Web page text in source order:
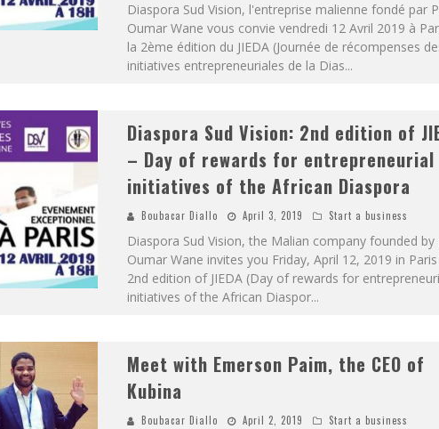
Diaspora Sud Vision, l'entreprise malienne fondé par
Oumar Wane vous convie vendredi 12 Avril 2019 à
la 2ème édition du JIEDA (Journée de récompenses
initiatives entrepreneuriales de la Dias...
Diaspora Sud Vision: 2nd edition of
– Day of rewards for entrepreneurial
initiatives of the African Diaspora
Boubacar Diallo April 3, 2019 Start a business
Diaspora Sud Vision, the Malian company founded by
Oumar Wane invites you Friday, April 12, 2019 in
2nd edition of JIEDA (Day of rewards for
initiatives of the African Diaspor...
Meet with Emerson Paim, the CEO of
Kubina
Boubacar Diallo April 2, 2019 Start a business